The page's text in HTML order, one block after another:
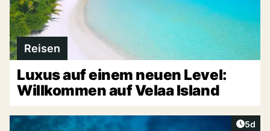
Reisen
Luxus auf einem neuen Level:
Willkommen auf Velaa Island
5d